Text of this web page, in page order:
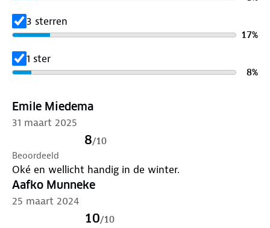
3 sterren
17%
1 ster
8%
Emile Miedema
31 maart 2025
8/10
Beoordeeld
Oké en wellicht handig in de winter.
Aafko Munneke
25 maart 2024
10/10